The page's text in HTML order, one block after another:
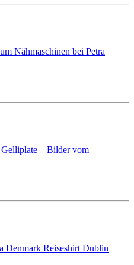
Nähmaschinen bei Petra
– Bilder vom
Reiseshirt Dublin